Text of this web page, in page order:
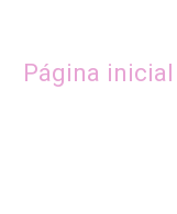
Página inicial